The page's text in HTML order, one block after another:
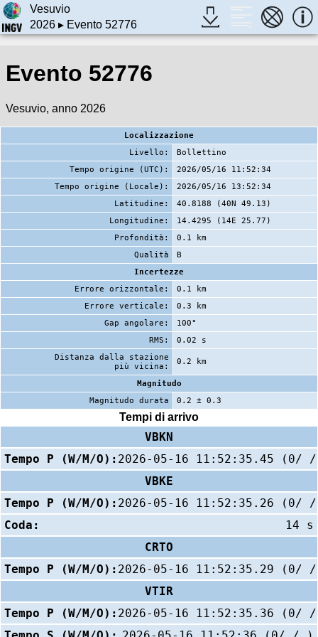
Vesuvio
2026▸ Evento 52776
Evento 52776
Vesuvio, anno 2026
Localizzazione
Livello:
Bollettino
Tempo origine (UTC):
2026/05/16 11:52:34
Tempo origine (Locale):
2026/05/16 13:52:34
Latitudine:
40.8188 (40N 49.13)
Longitudine:
14.4295 (14E 25.77)
Profondità:
0.1 km
Qualità
B
Incertezze
Errore orizzontale:
0.1 km
Errore verticale:
0.3 km
Gap angolare:
100°
RMS:
0.02 s
Distanza dalla stazione
più vicina:
0.2 km
Magnitudo
Magnitudo durata
0.2 ± 0.3
Tempi di arrivo
VBKN
Tempo P (W/M/O): 2026-05-16 11:52:35.45 (0/
VBKE
Tempo P (W/M/O): 2026-05-16 11:52:35.26 (0/
Coda:
14 s
CRTO
Tempo P (W/M/O): 2026-05-16 11:52:35.29 (0/
VTIR
Tempo P (W/M/O): 2026-05-16 11:52:35.36 (0/